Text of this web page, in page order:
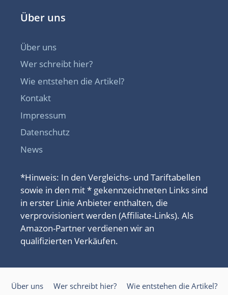
Über uns
Über uns
Wer schreibt hier?
Wie entstehen die Artikel?
Kontakt
Impressum
Datenschutz
News
*Hinweis: In den Vergleichs- und Tariftabellen
sowie in den mit * gekennzeichneten Links sind
in erster Linie Anbieter enthalten, die
verprovisioniert werden (Affiliate-Links). Als
Amazon-Partner verdienen wir an
qualifizierten Verkäufen.
Über uns Wer schreibt hier? Wie entstehen die Artikel?